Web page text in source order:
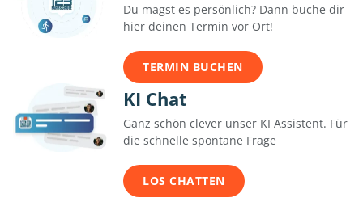
Du magst es persönlich? Dann buche dir
hier deinen Termin vor Ort!
TERMIN BUCHEN
KI Chat
Ganz schön clever unser KI Assistent. Für
die schnelle spontane Frage
LOS CHATTEN